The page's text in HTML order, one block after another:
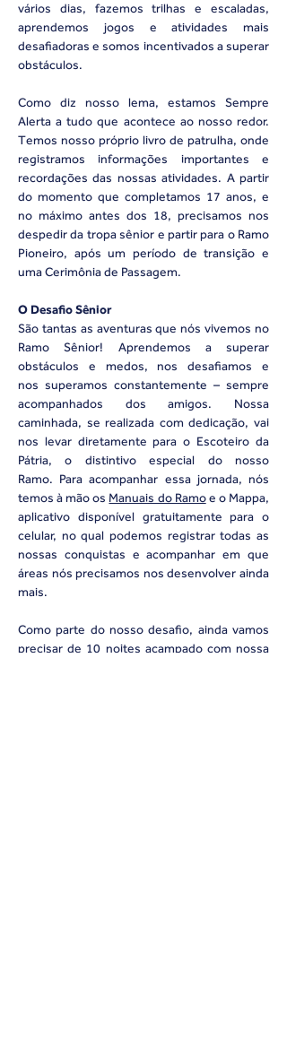
vários dias, fazemos trilhas e escaladas,
aprendemos jogos e atividades mais
desafiadoras e somos incentivados a superar
obstáculos.
Como diz nosso lema, estamos Sempre
Alerta a tudo que acontece ao nosso redor.
Temos nosso próprio livro de patrulha, onde
registramos informações importantes e
recordações das nossas atividades. A partir
do momento que completamos 17 anos, e
no máximo antes dos 18, precisamos nos
despedir da tropa sênior e partir para o Ramo
Pioneiro, após um período de transição e
uma Cerimônia de Passagem.
O Desafio Sênior
São tantas as aventuras que nós vivemos no
Ramo Sênior! Aprendemos a superar
obstáculos e medos, nos desafiamos e
nos superamos constantemente – sempre
acompanhados dos amigos. Nossa
caminhada, se realizada com dedicação, vai
nos levar diretamente para o Escoteiro da
Pátria, o distintivo especial do nosso
Ramo. Para acompanhar essa jornada, nós
temos à mão os Manuais do Ramoe o Mappa,
aplicativo disponível gratuitamente para o
celular, no qual podemos registrar todas as
nossas conquistas e acompanhar em que
áreas nós precisamos nos desenvolver ainda
mais.
Como parte do nosso desafio, ainda vamos
precisar de 10 noites acampado com nossa